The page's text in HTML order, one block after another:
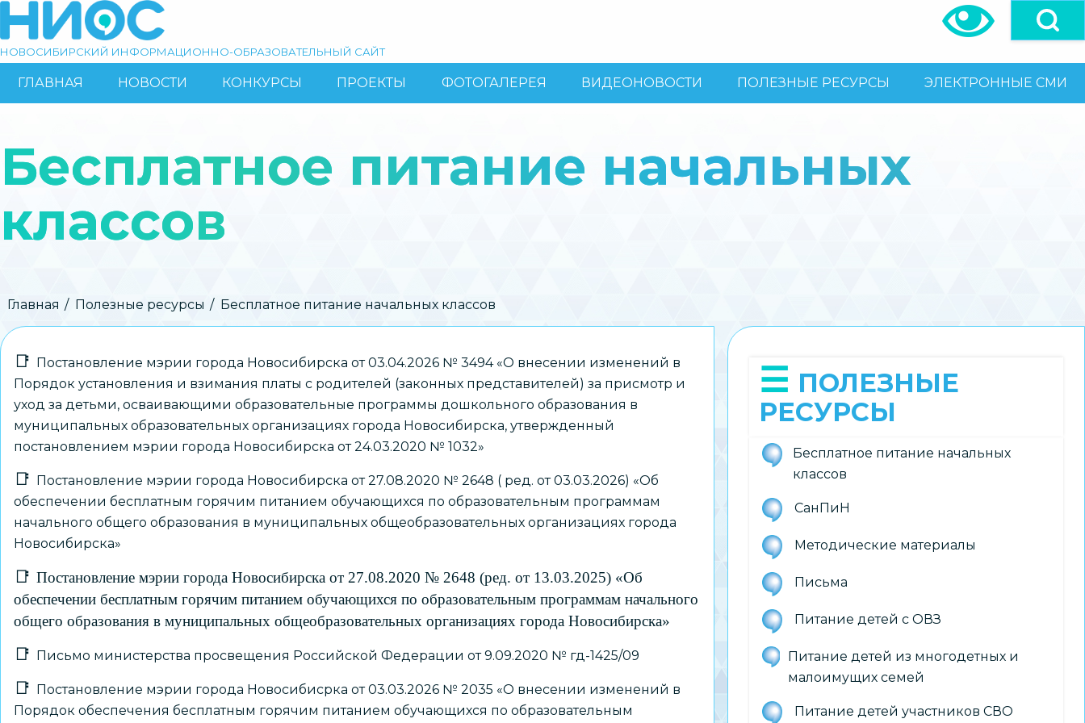
основному
Поиск
НОВОСИБИРСКИЙ ИНФОРМАЦИОННО-ОБРАЗОВАТЕЛЬНЫЙ САЙТ
ОСНОВНАЯ
ГЛАВНАЯ НОВОСТИ КОНКУРСЫ ПРОЕКТЫ ФОТОГАЛЕРЕЯ ВИДЕОНОВОСТИ ПОЛЕЗНЫЕ РЕСУРСЫ ЭЛЕКТРОННЫЕ СМИ
Бесплатное питание начальных
классов
Строка
навигации
Главная Полезные ресурсы Бесплатное питание начальных классов
Постановление мэрии города Новосибирска от 03.04.2026 № 3494 «О внесении изменений в
Порядок установления и взимания платы с родителей (законных представителей) за присмотр и
уход за детьми, осваивающими образовательные программы дошкольного образования в
муниципальных образовательных организациях города Новосибирска, утвержденный
постановлением мэрии города Новосибирска от 24.03.2020 № 1032»
Постановление мэрии города Новосибирска от 27.08.2020 № 2648 ( ред. от 03.03.2026) «Об
обеспечении бесплатным горячим питанием обучающихся по образовательным программам
начального общего образования в муниципальных общеобразовательных организациях города
Новосибирска»
Постановление мэрии города Новосибирска от 27.08.2020 № 2648 (ред. от 13.03.2025) «Об
обеспечении бесплатным горячим питанием обучающихся по образовательным программам начального
общего образования в муниципальных общеобразовательных организациях города Новосибирска»
Письмо министерства просвещения Российской Федерации от 9.09.2020 № гд-1425/09
Постановление мэрии города Новосибисрка от 03.03.2026 № 2035 «О внесении изменений в
Порядок обеспечения бесплатным горячим питанием обучающихся по образовательным
ПОЛЕЗНЫЕ
РЕСУРСЫ
Бесплатное питание начальных
классов
СанПиН
Методические материалы
Письма
Питание детей с ОВЗ
Питание детей из многодетных и
малоимущих семей
Питание детей участников СВО